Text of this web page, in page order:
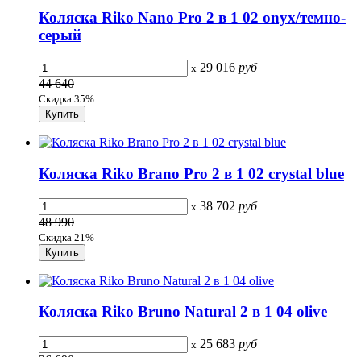
Коляска Riko Nano Pro 2 в 1 02 onyx/темно-
серый
x 29 016 руб
44 640
Скидка 35%
Коляска Riko Brano Pro 2 в 1 02 сrystal blue
x 38 702 руб
48 990
Скидка 21%
Коляска Riko Bruno Natural 2 в 1 04 olive
x 25 683 руб